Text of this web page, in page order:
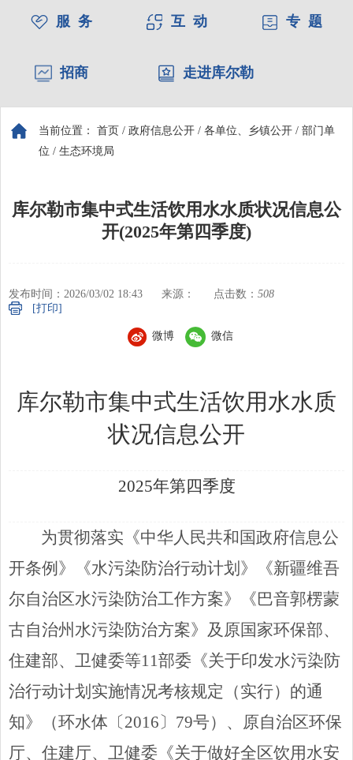
服 务 互 动 专 题
招商 走进库尔勒
当前位置： 首页 / 政府信息公开 / 各单位、乡镇公开 / 部门单
位 / 生态环境局
库尔勒市集中式生活饮用水水质状况信息公
开(2025年第四季度)
发布时间：2026/03/02 18:43 来源： 点击数： 508
[打印]
微博 微信
库尔勒市集中式生活饮用水水质
状况信息公开
2025年第四季度
为贯彻落实《中华人民共和国政府信息公
开条例》《水污染防治行动计划》《新疆维吾
尔自治区水污染防治工作方案》《巴音郭楞蒙
古自治州水污染防治方案》及原国家环保部、
住建部、卫健委等11部委《关于印发水污染防
治行动计划实施情况考核规定（实行）的通
知》（环水体〔2016〕 79号）、原自治区环保
厅、住建厅、卫健委《关于做好全区饮用水安